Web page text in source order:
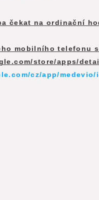
čekat na ordinační
mobilního telefonu
store/apps/
cz/app/medevio/